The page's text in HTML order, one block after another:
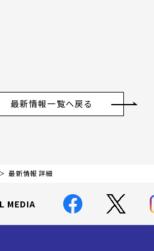
最新情報一覧へ戻る
最新情報 詳細
MEDIA